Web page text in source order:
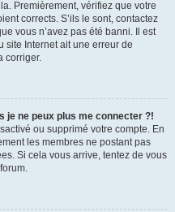
Premièrement, vérifiez que votre
corrects. S’ils le sont, contactez
vous n’avez pas été banni. Il est
site Internet ait une erreur de
corriger.
je ne peux plus me connecter ?!
ou supprimé votre compte. En
les membres ne postant pas
Si cela vous arrive, tentez de vous